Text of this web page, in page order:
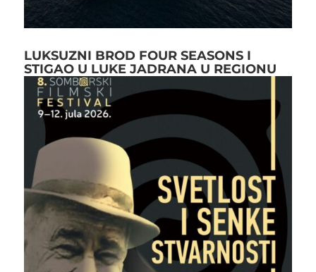
LUKSUZNI BROD FOUR SEASONS I
STIGAO U LUKE JADRANA U REGIONU